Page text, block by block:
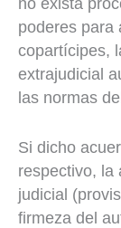
poderes para
copartícipes,
extrajudicial
las normas
Si dicho
respectivo, la
judicial
firmeza del